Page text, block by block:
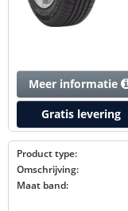
Meer informatie
Gratis levering
Product type:
Omschrijving:
Maat band: